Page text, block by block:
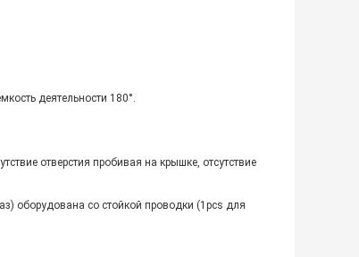
деятельности 180°.
отверстия пробивая на крышке, отсутствие
оборудована со стойкой проводки (1pcs для